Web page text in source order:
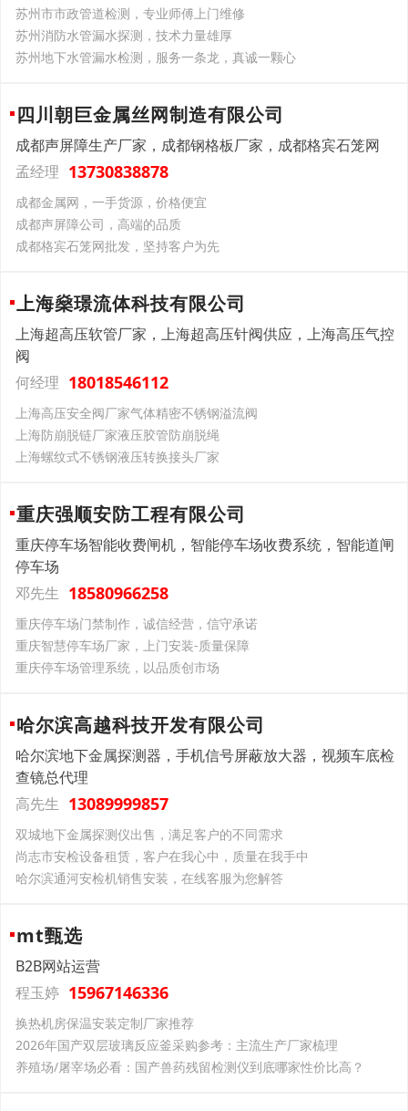
苏州市市政管道检测，专业师傅上门维修
苏州消防水管漏水探测，技术力量雄厚
苏州地下水管漏水检测，服务一条龙，真诚一颗心
四川朝巨金属丝网制造有限公司
成都声屏障生产厂家，成都钢格板厂家，成都格宾石笼网
孟经理 13730838878
成都金属网，一手货源，价格便宜
成都声屏障公司，高端的品质
成都格宾石笼网批发，坚持客户为先
上海燊璟流体科技有限公司
上海超高压软管厂家，上海超高压针阀供应，上海高压气控
阀
何经理 18018546112
上海高压安全阀厂家气体精密不锈钢溢流阀
上海防崩脱链厂家液压胶管防崩脱绳
上海螺纹式不锈钢液压转换接头厂家
重庆强顺安防工程有限公司
重庆停车场智能收费闸机，智能停车场收费系统，智能道闸
停车场
邓先生 18580966258
重庆停车场门禁制作，诚信经营，信守承诺
重庆智慧停车场厂家，上门安装-质量保障
重庆停车场管理系统，以品质创市场
哈尔滨高越科技开发有限公司
哈尔滨地下金属探测器，手机信号屏蔽放大器，视频车底检
查镜总代理
高先生 13089999857
双城地下金属探测仪出售，满足客户的不同需求
尚志市安检设备租赁，客户在我心中，质量在我手中
哈尔滨通河安检机销售安装，在线客服为您解答
mt甄选
B2B网站运营
程玉婷 15967146336
换热机房保温安装定制厂家推荐
2026年国产双层玻璃反应釜采购参考：主流生产厂家梳理
养殖场/屠宰场必看：国产兽药残留检测仪到底哪家性价比高？